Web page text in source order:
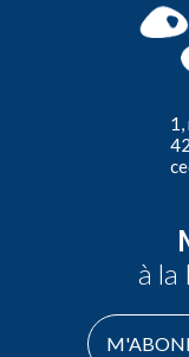
à la